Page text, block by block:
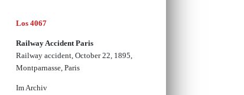
Los 4067
Railway Accident Paris
Railway accident, October 22, 1895,
Montparnasse, Paris
Im Archiv